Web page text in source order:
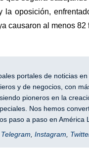
oposición,
causaron al menos 82
portales de noticias en
y de negocios, con
pioneros en la
Nos hemos
paso a paso en América
Telegram Instagram